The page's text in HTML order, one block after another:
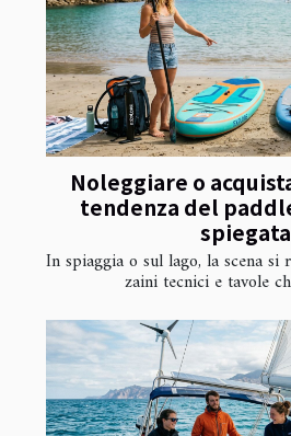
Noleggiare o
tendenza del
spiegata
In spiaggia o sul lago, la scena si
zaini tecnici e tavole